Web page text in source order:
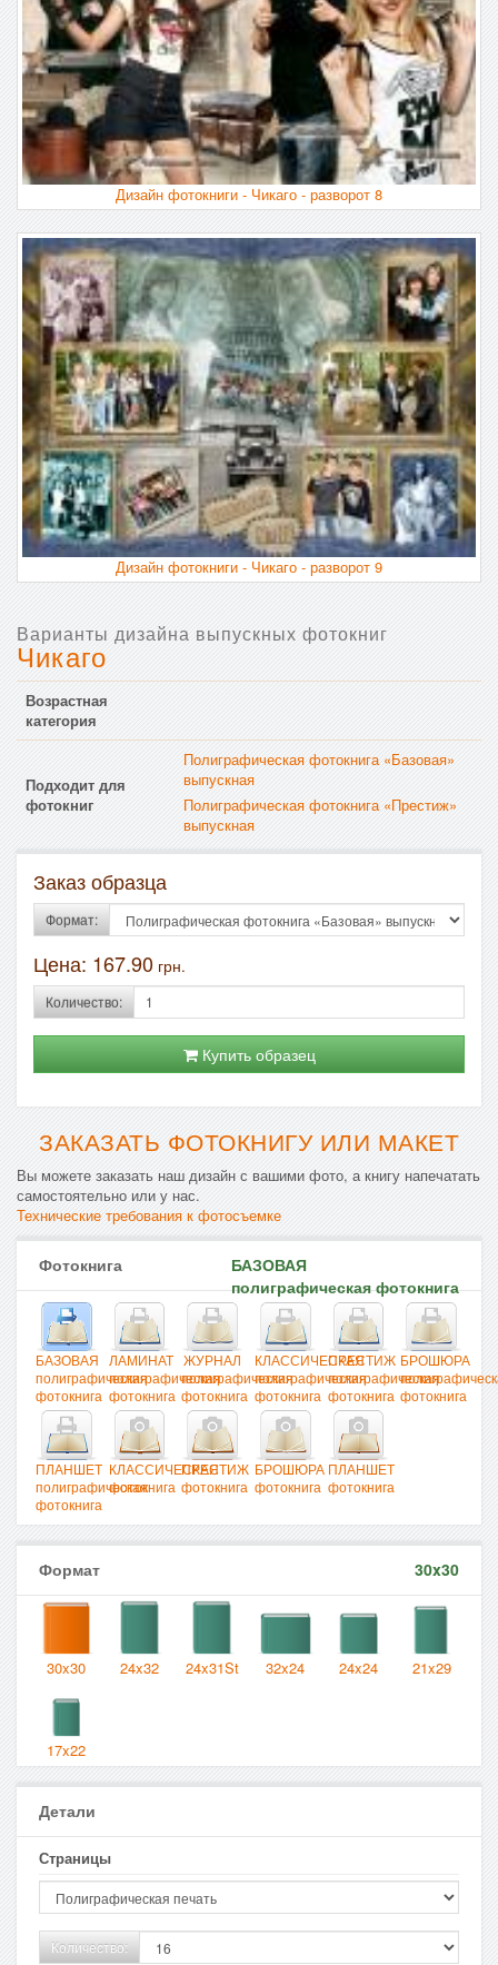
Дизайн фотокниги - Чикаго - разворот 8
Дизайн фотокниги - Чикаго - разворот 9
Варианты дизайна выпускных фотокниг
Чикаго
Возрастная
категория
Подходит для
фотокниг
Полиграфическая фотокнига «Базовая»
выпускная
Полиграфическая фотокнига «Престиж»
выпускная
Заказ образца
Формат:
Цена: 167.90 грн.
Количество:
Купить образец
ЗАКАЗАТЬ ФОТОКНИГУ ИЛИ МАКЕТ
Вы можете заказать наш дизайн с вашими фото, а книгу напечатать
самостоятельно или у нас.
Технические требования к фотосъемке
Фотокнига
БАЗОВАЯ
полиграфическая фотокнига
БАЗОВАЯ
полиграфическая
фотокнига
ЛАМИНАТ
полиграфическая
фотокнига
ЖУРНАЛ
полиграфическая
фотокнига
КЛАССИЧЕСКАЯ
полиграфическая
фотокнига
ПРЕСТИЖ
полиграфическая
фотокнига
БРОШЮРА
фотокнига
ПЛАНШЕТ
полиграфическая
фотокнига
КЛАССИЧЕСКАЯ
фотокнига
ПРЕСТИЖ
фотокнига
БРОШЮРА
фотокнига
ПЛАНШЕТ
фотокнига
Формат 30x30
30x30 24x32 24x31St 32x24 24x24 21x29
17x22
Детали
Страницы
Количество: